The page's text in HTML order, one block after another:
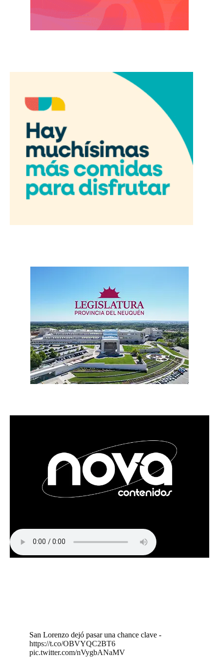
San Lorenzo dejó pasar una chance clave -
https://t.co/OBVYQC2BT6
pic.twitter.com/nVygbANaMV